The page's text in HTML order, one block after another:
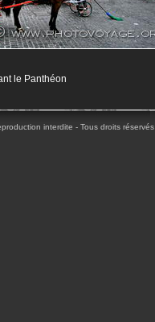
le Panthéon
interdite - Tous droits réservés